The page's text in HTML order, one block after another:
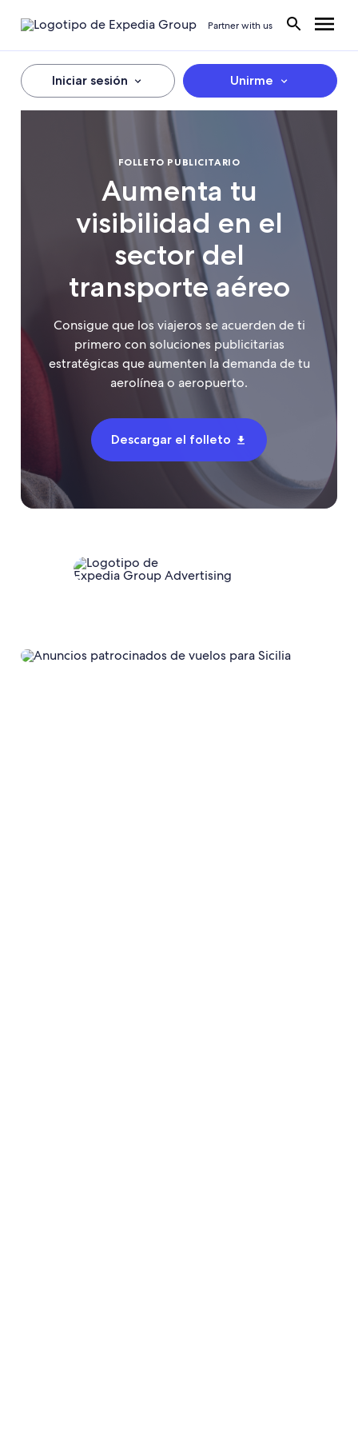
Partner with us
Iniciar sesión Unirme
FOLLETO PUBLICITARIO
Aumenta tu
visibilidad en el
sector del
transporte aéreo
Consigue que los viajeros se acuerden de ti
primero con soluciones publicitarias
estratégicas que aumenten la demanda de tu
aerolínea o aeropuerto.
Descargar el folleto